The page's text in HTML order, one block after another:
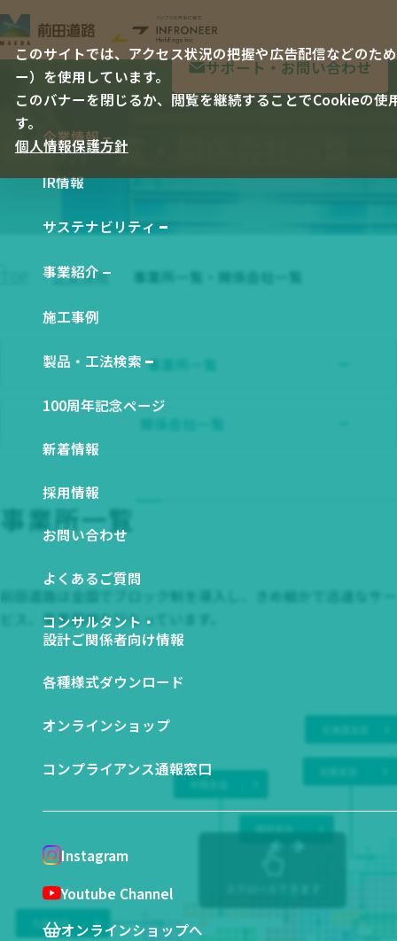
サポート・お問い合わせ
企業情報
企業情報 TOP
社長メッセージ
会社概要
会社沿革
経営理念
事業所一覧
関係会社一覧
IR情報
サステナビリティ
E 環境
S 社会
ESGデータ ダウンロード
事業紹介
工事事業
製品事業
技術研究・開発
施工事例
製品・工法検索
図から探す
NETIS登録技術一覧
SDSダウンロード
100周年記念ページ
新着情報
採用情報
お問い合わせ
よくあるご質問
コンサルタント・
設計ご関係者向け情報
各種様式ダウンロード
オンラインショップ
コンプライアンス通報窓口
Instagram
Youtube Channel
オンラインショップへ
このサイトでは、アクセス状況の把握や広告配信などのた
ー）を使用しています。
このバナーを閉じるか、閲覧を継続することでCookieの使
す。
個人情報保護方針
事業所一覧・関係会社一覧
企業情報 事業所一覧・関係会社一覧
事業所一覧
関係会社一覧
事業所一覧
前田道路は全国でブロック制を導入し、きめ細かで迅速なサー
ビス、事業展開を行なっています。